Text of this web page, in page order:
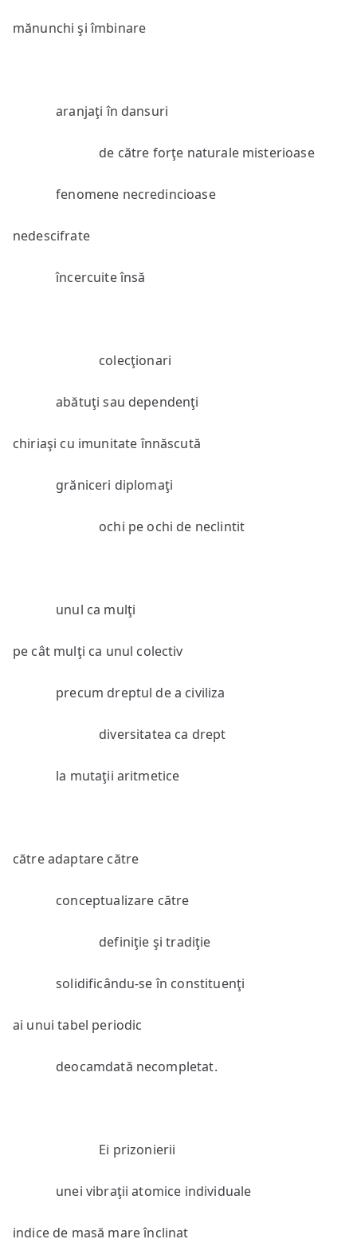
mănunchi şi îmbinare
aranjaţi în dansuri
de către forţe naturale misterioase
fenomene necredincioase
nedescifrate
încercuite însă
colecţionari
abătuţi sau dependenţi
chiriaşi cu imunitate înnăscută
grăniceri diplomaţi
ochi pe ochi de neclintit
unul ca mulţi
pe cât mulţi ca unul colectiv
precum dreptul de a civiliza
diversitatea ca drept
la mutaţii aritmetice
către adaptare către
conceptualizare către
definiţie şi tradiţie
solidificându-se în constituenţi
ai unui tabel periodic
deocamdată necompletat.
Ei prizonierii
unei vibraţii atomice individuale
indice de masă mare înclinat